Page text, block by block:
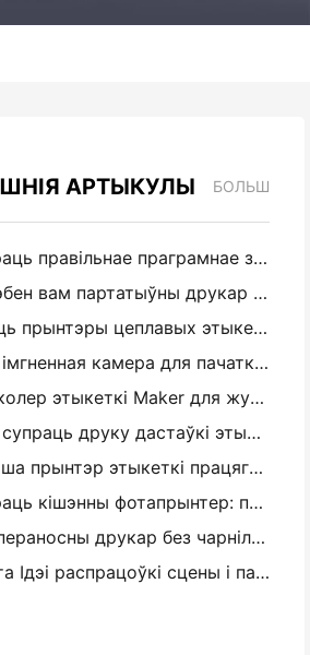
АРТЫКУЛЫ БОЛЬШ
Як выбраць правільнае праграмнае забеспячэнне рэстарана для вашага маленькага або сярэдняга рэстарана
Ці патрэбен вам партатыўны друкар A4 для складскіх рахункаў-фактур? Што на самай справе працуе
Ці могуць прынтэры цеплавых этыкетак рабіць воданепранікальныя этыкеткі для прадуктаў малога бізнесу?
Лепшая імгненная камера для пачаткоўцаў, якія не хочуць марнаваць паперу
Лепшы колер этыкеткі Maker для журналізацыі і Scrapbooking: Дадаць больш колеру на кожную старонку
Рукопіс супраць друку дастаўкі этыкеткі: парады для малых прадпрыемстваў у 2026 годзе
Чаму ваша прынтэр этыкеткі працягвае забураць?
Як выбраць кішэнны фотапрынтер: поўны кіраўніцтва для журналістаў, падарожжаў і карыстальнікаў iPhone
Лепшы пераносны друкар без чарнілаў для падарожжаў, школы і мабільнай працы: Hanin MT620 Pro Review
Міні Фота Ідэі распрацоўкі сцены і парады для ўпрыгожвання спальні і спальні